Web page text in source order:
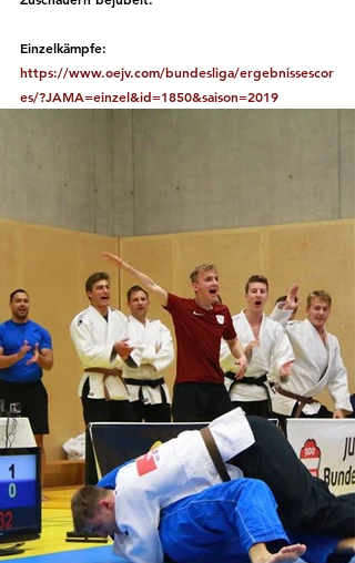
Einzelkämpfe:
https://www.oejv.com/bundesliga/ergebnissescor
es/?JAMA=einzel&id=1850&saison=2019